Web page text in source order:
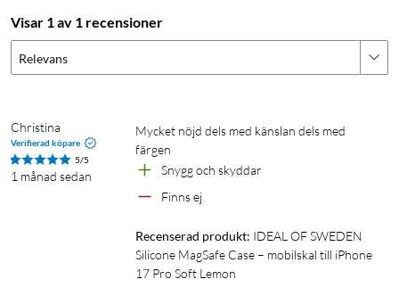
1 × Silicone Case MagSafe
Visar 1 av 1 recensioner
Relevans
Christina
Verifierad köpare
5/5
1 månad sedan
Mycket nöjd dels med känslan dels med
färgen
Snygg och skyddar
Finns ej
Recenserad produkt: IDEAL OF SWEDEN
Silicone MagSafe Case – mobilskal till iPhone
17 Pro Soft Lemon